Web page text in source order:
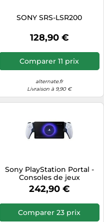
SONY SRS-LSR200
128,90 €
Comparer 11 prix
alternate.fr
Livraison à 9,90 €
Sony PlayStation Portal -
Consoles de jeux
242,90 €
Comparer 23 prix